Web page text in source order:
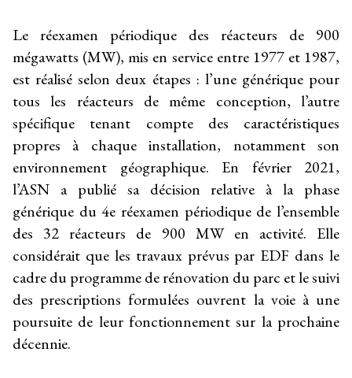
Le réexamen périodique des réacteurs de 900
mégawatts (MW), mis en service entre 1977 et 1987,
est réalisé selon deux étapes : l’une générique pour
tous les réacteurs de même conception, l’autre
spécifique tenant compte des caractéristiques
propres à chaque installation, notamment son
environnement géographique. En février 2021,
l’ASN a publié sa décision relative à la phase
générique du 4e réexamen périodique de l’ensemble
des 32 réacteurs de 900 MW en activité. Elle
considérait que les travaux prévus par EDF dans le
cadre du programme de rénovation du parc et le suivi
des prescriptions formulées ouvrent la voie à une
poursuite de leur fonctionnement sur la prochaine
décennie.